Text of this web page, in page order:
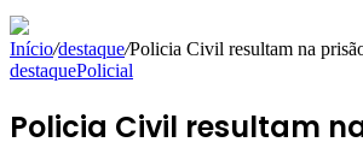
Início/destaque/Policia Civil resultam na
destaquePolicial
Policia Civil resultam